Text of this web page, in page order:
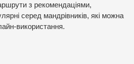
з рекомендаціями,
серед мандрівників, які можна
використання.